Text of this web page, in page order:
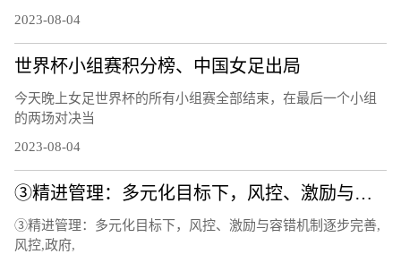
2023-08-04
世界杯小组赛积分榜、中国女足出局
今天晚上女足世界杯的所有小组赛全部结束，在最后一个小组
的两场对决当
2023-08-04
③精进管理：多元化目标下，风控、激励与容错机制逐步完善
③精进管理：多元化目标下，风控、激励与容错机制逐步完善,
风控,政府,